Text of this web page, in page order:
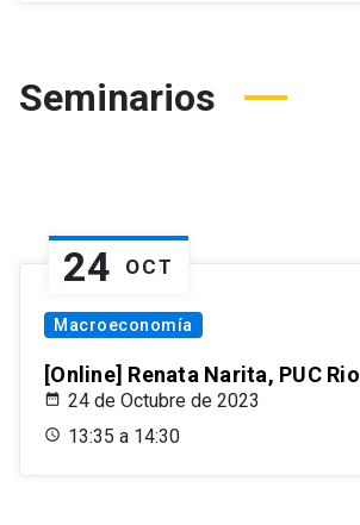
Seminarios
24 OCT
Macroeconomía
[Online] Renata Narita, PUC Rio
24 de Octubre de 2023
13:35 a 14:30